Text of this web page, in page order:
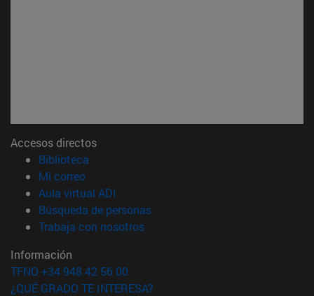
Accesos directos
Biblioteca
Mi correo(abre en nueva ventana)
Aula virtual ADI
Búsqueda de personas(abre en nueva ventana)
Trabaja con nosotros(abre en nueva ventana)
Información
TFNO +34 948 42 56 00
¿QUÉ GRADO TE INTERESA?